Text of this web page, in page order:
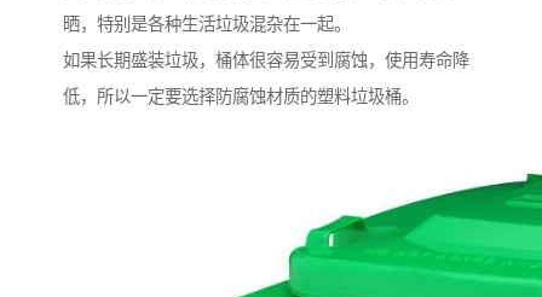
晒，特别是各种生活垃圾混杂在一起。
如果长期盛装垃圾，桶体很容易受到腐蚀，使用寿命降
低，所以一定要选择防腐蚀材质的塑料垃圾桶。